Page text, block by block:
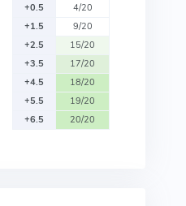
+0.5
4/20
+1.5
9/20
+2.5
15/20
+3.5
17/20
+4.5
18/20
+5.5
19/20
+6.5
20/20